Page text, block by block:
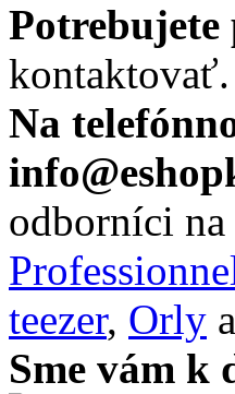
kontaktovať.
Na
odborníci
teezer, Orly a
Sme vám k